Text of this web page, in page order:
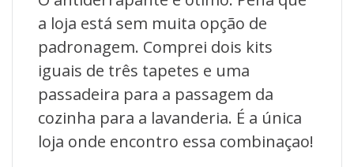
a loja está sem muita opção de
padronagem. Comprei dois kits
iguais de três tapetes e uma
passadeira para a passagem da
cozinha para a lavanderia. É a única
loja onde encontro essa combinaçao!